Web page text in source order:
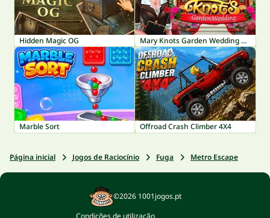
Hidden Magic OG Mary Knots Garden Wedding Hidden Object
Marble Sort Offroad Crash Climber 4X4
Página inicial Jogos de Raciocínio Fuga Metro Escape
©2026 1001jogos.pt
Condições de utilização